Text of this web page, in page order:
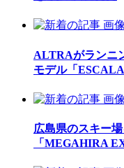
ALTRAがランニ
モデル「
広島県のスキー
「MEGAHIRA